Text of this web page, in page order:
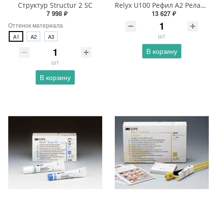
Структур Structur 2 SC
7 998 ₽
Оттенок материала
A1 A2 A3
шт
В корзину
Relyx U100 Рефил А2 Релаикс
13 627 ₽
шт
В корзину